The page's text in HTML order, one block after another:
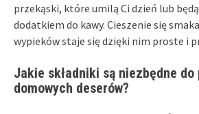
przekąski, które umilą Ci dzień lub
dodatkiem do kawy. Cieszenie się
wypieków staje się dzięki nim proste i
Jakie składniki są niezbędne
domowych deserów?